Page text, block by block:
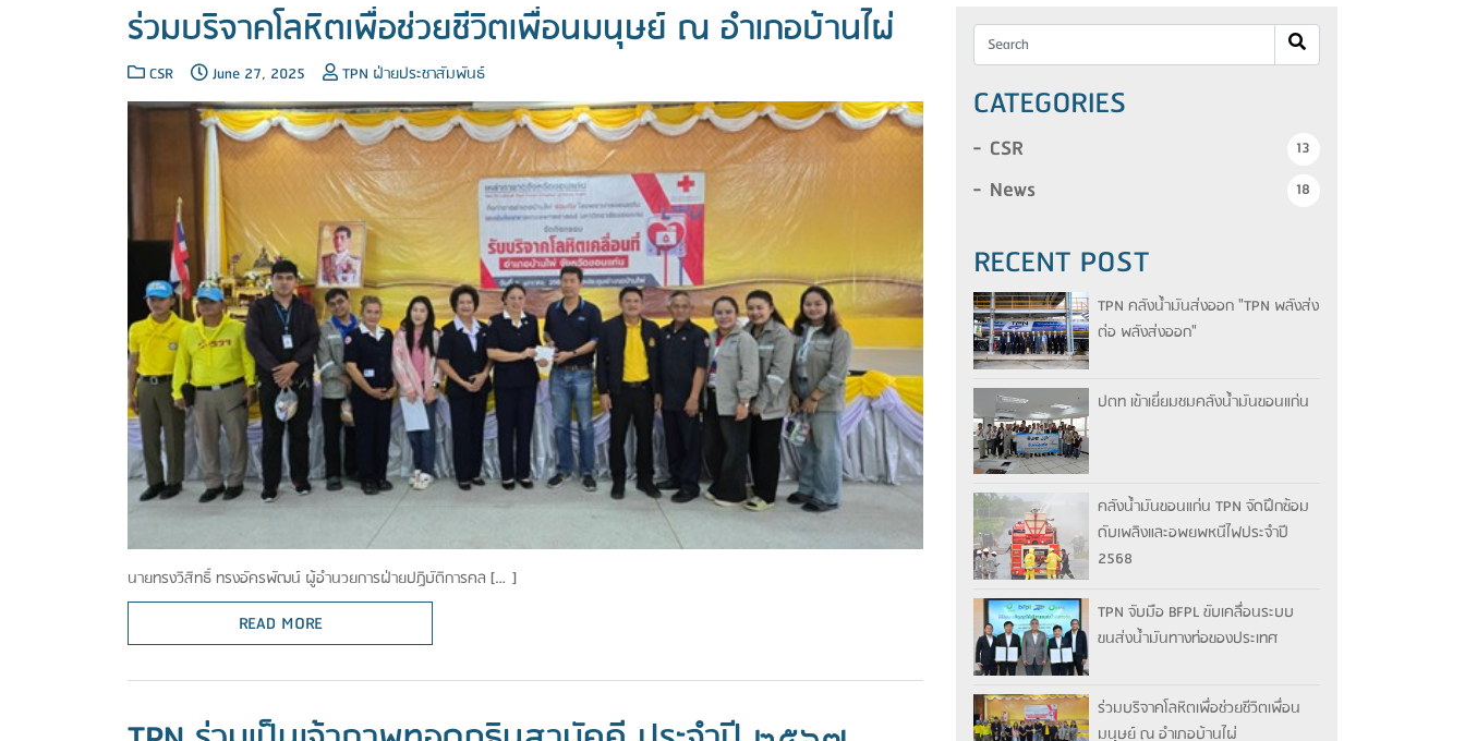
ร่วมบริจาคโลหิตเพื่อช่วยชีวิตเพื่อนมนุษย์ ณ อำเภอบ้านไผ่
CSR June 27, 2025 TPN ฝ่ายประชาสัมพันธ์
นายทรงวิสิทธิ์ ทรงอัครพัฒน์ ผู้อำนวยการฝ่ายปฏิบัติการคล […]
READ MORE
CATEGORIES
CSR 13
News 18
RECENT POST
TPN คลังน้ำมันส่งออก "TPN พลังส่ง
ต่อ พลังส่งออก"
ปตท เข้าเยี่ยมชมคลังน้ำมันขอนแก่น
คลังน้ำมันขอนแก่น TPN จัดฝึกซ้อม
ดับเพลิงและอพยพหนีไฟประจำปี
2568
TPN จับมือ BFPL ขับเคลื่อนระบบ
ขนส่งน้ำมันทางท่อของประเทศ
ร่วมบริจาคโลหิตเพื่อช่วยชีวิตเพื่อน
มนุษย์ ณ อำเภอบ้านไผ่